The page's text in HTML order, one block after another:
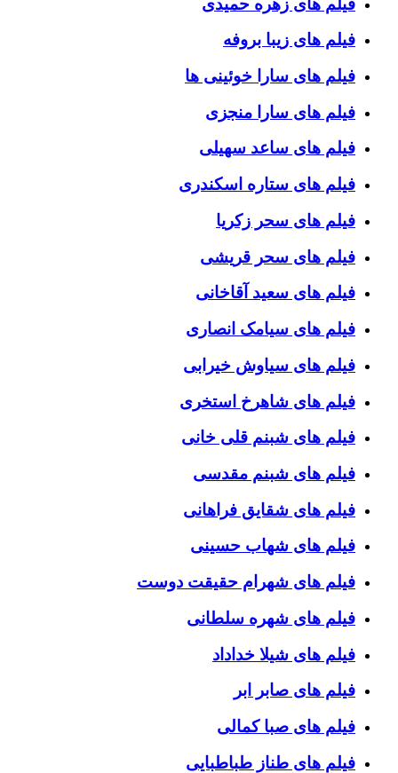
فیلم های زیبا بروفه
فیلم های سارا خوئینی ها
فیلم های سارا منجزی
فیلم های ساعد سهیلی
فیلم های ستاره اسکندری
فیلم های سحر زکریا
فیلم های سحر قریشی
فیلم های سعید آقاخانی
فیلم های سیامک انصاری
فیلم های سیاوش خیرابی
فیلم های شاهرخ استخری
فیلم های شبنم قلی خانی
فیلم های شبنم مقدسی
فیلم های شقایق فراهانی
فیلم های شهاب حسینی
فیلم های شهرام حقیقت دوست
فیلم های شهره سلطانی
فیلم های شیلا خداداد
فیلم های صابر ابر
فیلم های صبا کمالی
فیلم های طناز طباطبایی